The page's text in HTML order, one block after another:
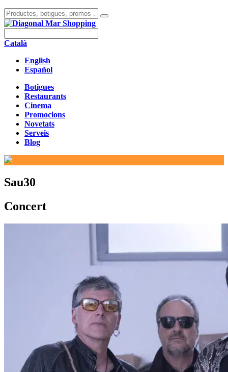
Català
English
Español
Botigues
Restaurants
Cinema
Promocions
Novetats
Serveis
Blog
Sau30
Concert